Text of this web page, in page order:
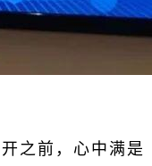
之前，心中满是